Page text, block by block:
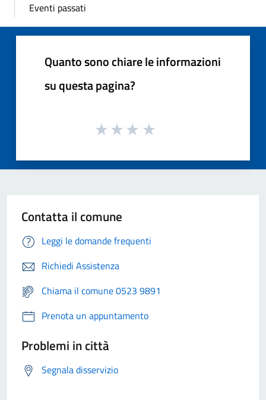
Eventi passati
Quanto sono chiare le informazioni
su questa pagina?
Contatta il comune
Leggi le domande frequenti
Richiedi Assistenza
Chiama il comune 0523 9891
Prenota un appuntamento
Problemi in città
Segnala disservizio